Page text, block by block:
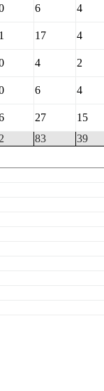
6 4
17 4
4 2
6 4
27 15
83 39